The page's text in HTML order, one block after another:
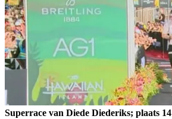
Superrace van Diede Diederiks; plaats 14